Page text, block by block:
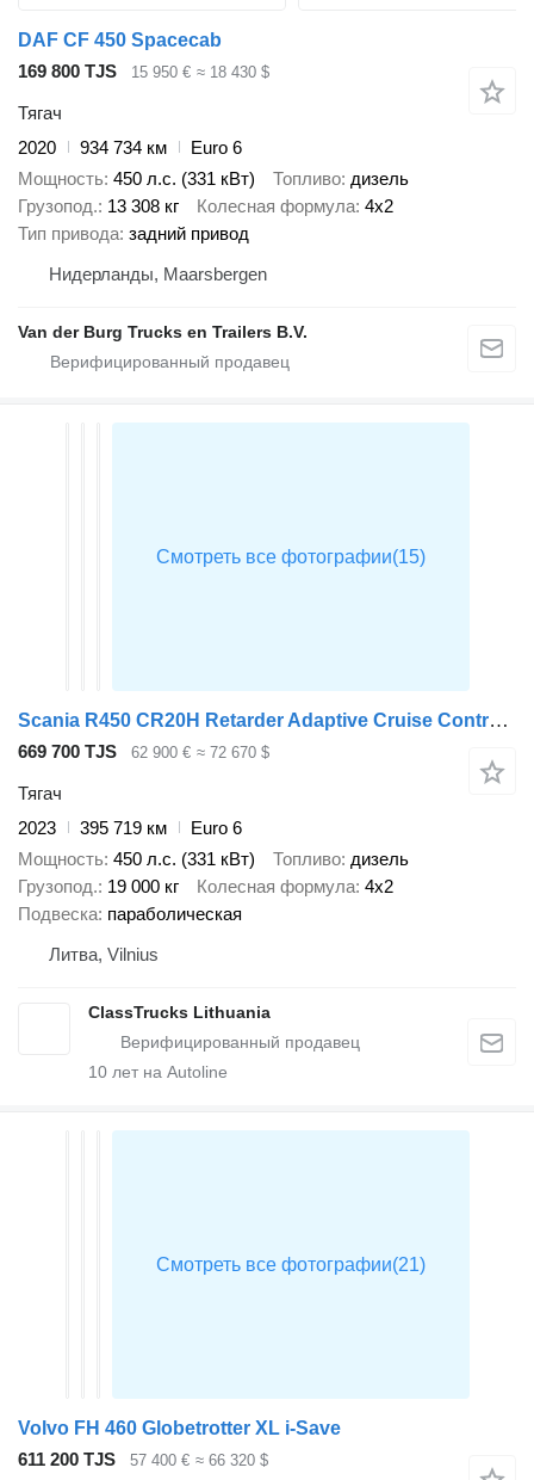
DAF CF 450 Spacecab
169 800 TJS
15 950 € ≈ 18 430 $
Тягач
2020
934 734 км
Euro 6
Мощность 450 л.с. (331 кВт) Топливо дизель
Грузопод. 13 308 кг Колесная формула 4x2
Тип привода задний привод
Нидерланды, Maarsbergen
Van der Burg Trucks en Trailers B.V.
Scania R450 CR20H Retarder Adaptive Cruise Control ADAS Package
669 700 TJS 62 900 € ≈ 72 670 $
Тягач
2023
395 719 км
Euro 6
Мощность 450 л.с. (331 кВт) Топливо дизель
Грузопод. 19 000 кг Колесная формула 4x2
Подвеска параболическая
Литва, Vilnius
ClassTrucks Lithuania
10 лет на Autoline
Volvo FH 460 Globetrotter XL i-Save
611 200 TJS
57 400 € ≈ 66 320 $